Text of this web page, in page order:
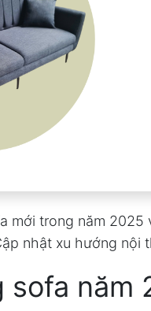
mới trong năm
nhật xu hướng nội
sofa